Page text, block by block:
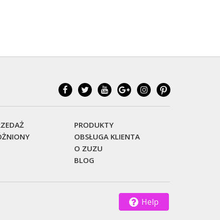
PRODUKTY
OBSŁUGA KLIENTA
O ZUZU
BLOG
Help